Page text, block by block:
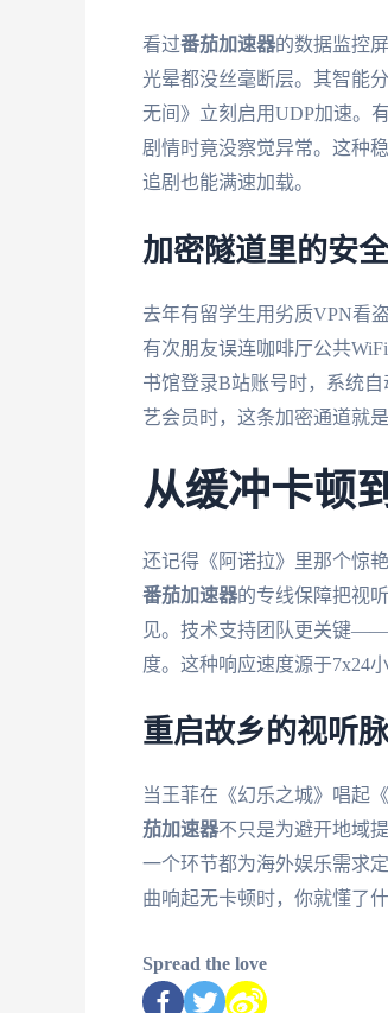
看过番茄加速器的数据监控
光晕都没丝毫断层。其智能
无间》立刻启用UDP加速。
剧情时竟没察觉异常。这种
追剧也能满速加载。
加密隧道里的安
去年有留学生用劣质VPN看
有次朋友误连咖啡厅公共
书馆登录B站账号时，系统
艺会员时，这条加密通道就
从缓冲卡顿
还记得《阿诺拉》里那个惊
番茄加速器的专线保障把视
见。技术支持团队更关键——
度。这种响应速度源于7x24
重启故乡的视听
当王菲在《幻乐之城》唱起
茄加速器不只是为避开地域
一个环节都为海外娱乐需求
曲响起无卡顿时，你就懂了
Spread the love